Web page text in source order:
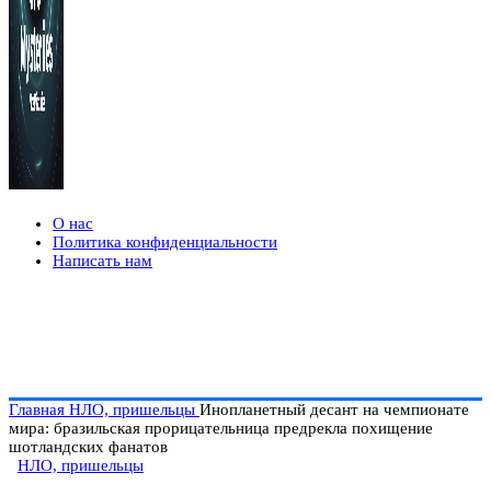
О нас
Политика конфиденциальности
Написать нам
Главная НЛО, пришельцы Инопланетный десант на чемпионате
мира: бразильская прорицательница предрекла похищение
шотландских фанатов
НЛО, пришельцы